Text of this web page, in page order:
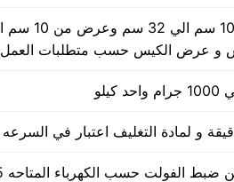
و عرض الكيس حسب متطلبات العمل